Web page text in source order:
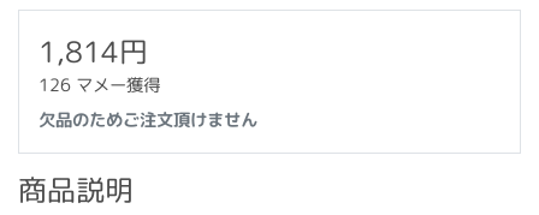
1,814円
126 マメー獲得
欠品のためご注文頂けません
商品説明